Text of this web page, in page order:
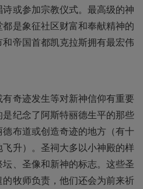
或参加宗教仪式。最高级的神
是象征社区财富和奉献精神的
帝国首都凯克拉斯拥有最宏伟
奇迹发生等对新神信仰有重要
纪念了阿斯特丽德生平的那些
布道或创造奇迹的地方（有十
升）。圣祠大多以小神殿的样
、圣像和新神的标志。这些圣
牧师负责，他们还会为前来祈